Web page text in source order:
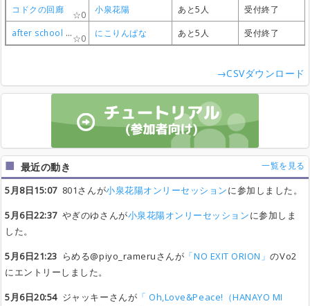
コドクの回廊
0 小泉花陽 あと5人
受付終了
after school NAVIGATORS
0 にこりんぱな あと5人 受付終了
コドクの回廊
0 小泉花陽 あと5人
受付終了
after school NAVIGATORS
0 にこりんぱな あと5人 受付終了
コドクの回廊
0 小泉花陽 あと5人
受付終了
after school NAVIGATORS
0 にこりんぱな あと5人 受付終了
コドクの回廊
0 小泉花陽 あと5人
受付終了
after school NAVIGATORS
0 にこりんぱな あと5人 受付終了
→CSVダウンロード
最近の動き 一覧を見る
5月8日15:07801さんが小泉花陽オンリーセッションに参加しました。
5月6日22:37やぎのゆさんが小泉花陽オンリーセッションに参加しま
した。
5月6日21:23 らめる@piyo_rameruさんが 「NO EXIT ORION」のVo2
にエントリーしました。
5月6日20:54ジャッキーさんが 「 Oh,Love&Peace!（HANAYO MI